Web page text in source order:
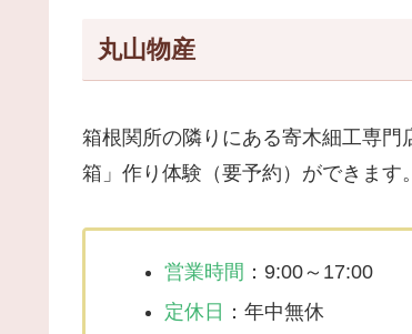
丸山物産
箱根関所の隣りにある寄木細工専
箱」作り体験（要予約）ができます。
営業時間 ：9:00～17:00
定休日 ：年中無休